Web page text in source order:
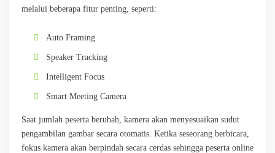
melalui beberapa fitur penting, seperti:
Auto Framing
Speaker Tracking
Intelligent Focus
Smart Meeting Camera
Saat jumlah peserta berubah, kamera akan menyesuaikan sudut
pengambilan gambar secara otomatis. Ketika seseorang berbicara,
fokus kamera akan berpindah secara cerdas sehingga peserta online